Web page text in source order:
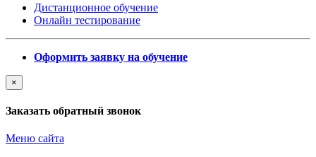
Дистанционное обучение
Онлайн тестирование
Оформить заявку на обучение
×
Заказать обратный звонок
Меню сайта